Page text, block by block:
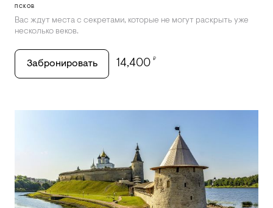
ПСКОВ
Вас ждут места с секретами, которые не могут раскрыть уже
несколько веков.
Забронировать 14,400 ₽